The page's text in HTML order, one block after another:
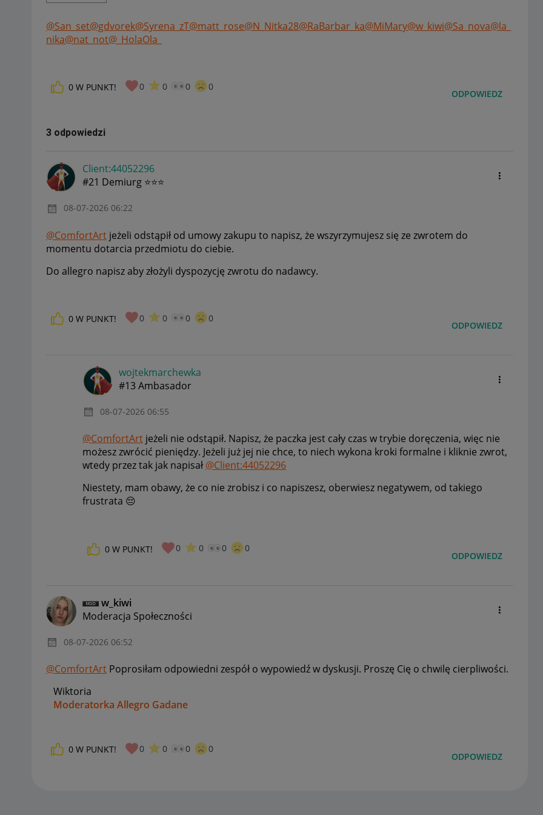
@San_set@gdvorek@Syrena_zT@matt_rose@N_Nitka28@RaBarbar_ka@MiMary@w_kiwi@Sa_nova@la_
nika@nat_not@_HolaOla_
0 W PUNKT! 0 0 0 0
ODPOWIEDZ
3 odpowiedzi
Client:44052296
#21 Demiurg ⭐⭐⭐
‎08-07-2026 06:22
@ComfortArt jeżeli odstąpił od umowy zakupu to napisz, że wszyrzymujesz się ze zwrotem do
momentu dotarcia przedmiotu do ciebie.
Do allegro napisz aby złożyli dyspozycję zwrotu do nadawcy.
0 W PUNKT! 0 0 0 0
ODPOWIEDZ
wojtekmarchewka
#13 Ambasador
‎08-07-2026 06:55
@ComfortArt jeżeli nie odstąpił. Napisz, że paczka jest cały czas w trybie doręczenia, więc nie
możesz zwrócić pieniędzy. Jeżeli już jej nie chce, to niech wykona kroki formalne i kliknie zwrot,
wtedy przez tak jak napisał @Client:44052296
Niestety, mam obawy, że co nie zrobisz i co napiszesz, oberwiesz negatywem, od takiego
frustrata 😔
0 W PUNKT! 0 0 0 0
ODPOWIEDZ
w_kiwi
Moderacja Społeczności
‎08-07-2026 06:52
@ComfortArt Poprosiłam odpowiedni zespół o wypowiedź w dyskusji. Proszę Cię o chwilę cierpliwości.
Wiktoria
Moderatorka Allegro Gadane
0 W PUNKT! 0 0 0 0
ODPOWIEDZ